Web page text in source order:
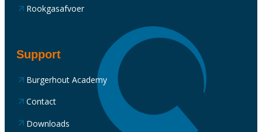
Rookgasafvoer
Support
Burgerhout Academy
Contact
Downloads